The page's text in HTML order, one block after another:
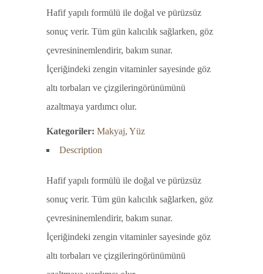
Hafif yapılı formülü ile doğal ve pürüzsüz
sonuç verir. Tüm gün kalıcılık sağlarken, göz
çevresininemlendirir, bakım sunar.
İçeriğindeki zengin vitaminler sayesinde göz
altı torbaları ve çizgileringörünümünü
azaltmaya yardımcı olur.
Kategoriler: Makyaj, Yüz
Description
Hafif yapılı formülü ile doğal ve pürüzsüz
sonuç verir. Tüm gün kalıcılık sağlarken, göz
çevresininemlendirir, bakım sunar.
İçeriğindeki zengin vitaminler sayesinde göz
altı torbaları ve çizgileringörünümünü